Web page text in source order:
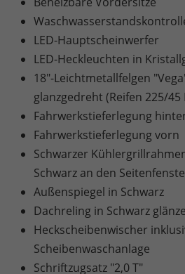
LED-Hauptscheinwerfer
LED-Heckleuchten in
18"-Leichtmetallfelgen
glanzgedreht (Reifen 225/45
Fahrwerkstieferlegung
Fahrwerkstieferlegung vorn
Schwarzer
Schwarz an den
Außenspiegel in Schwarz
Dachreling in Schwarz
Heckscheibenwischer
Scheibenwaschanlage
Schriftzugsatz "2,0 T"